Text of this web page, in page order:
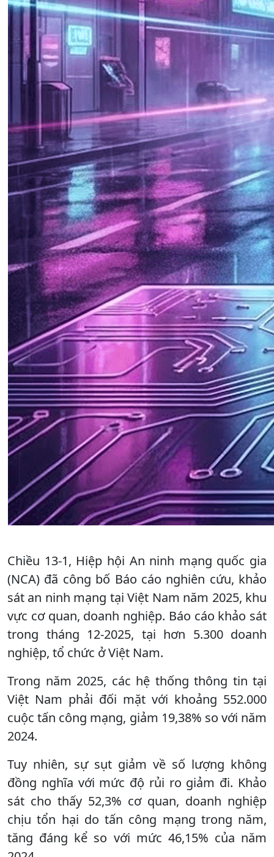
Chiều 13-1, Hiệp hội An ninh mạng quốc gia
(NCA) đã công bố Báo cáo nghiên cứu, khảo
sát an ninh mạng tại Việt Nam năm 2025, khu
vực cơ quan, doanh nghiệp. Báo cáo khảo sát
trong tháng 12-2025, tại hơn 5.300 doanh
nghiệp, tổ chức ở Việt Nam.
Trong năm 2025, các hệ thống thông tin tại
Việt Nam phải đối mặt với khoảng 552.000
cuộc tấn công mạng, giảm 19,38% so với năm
2024.
Tuy nhiên, sự sụt giảm về số lượng không
đồng nghĩa với mức độ rủi ro giảm đi. Khảo
sát cho thấy 52,3% cơ quan, doanh nghiệp
chịu tổn hại do tấn công mạng trong năm,
tăng đáng kể so với mức 46,15% của năm